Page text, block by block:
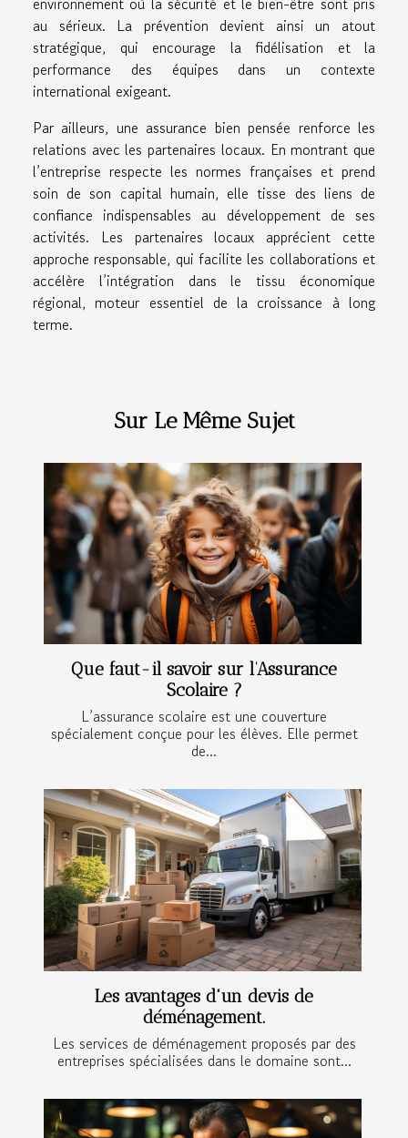
au sérieux. La prévention devient ainsi un atout
stratégique, qui encourage la fidélisation et la
performance des équipes dans un contexte
international exigeant.
Par ailleurs, une assurance bien pensée renforce les
relations avec les partenaires locaux. En montrant que
l’entreprise respecte les normes françaises et prend
soin de son capital humain, elle tisse des liens de
confiance indispensables au développement de ses
activités. Les partenaires locaux apprécient cette
approche responsable, qui facilite les collaborations et
accélère l’intégration dans le tissu économique
régional, moteur essentiel de la croissance à long
terme.
Sur Le Même Sujet
Que faut-il savoir sur l’Assurance
Scolaire ?
L’assurance scolaire est une couverture
spécialement conçue pour les élèves. Elle permet
de...
Les avantages d'un devis de
déménagement.
Les services de déménagement proposés par des
entreprises spécialisées dans le domaine sont...